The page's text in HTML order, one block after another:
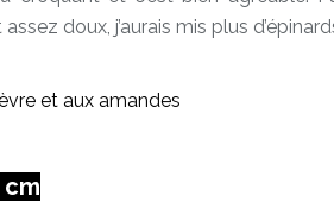
doux, j’aurais mis plus